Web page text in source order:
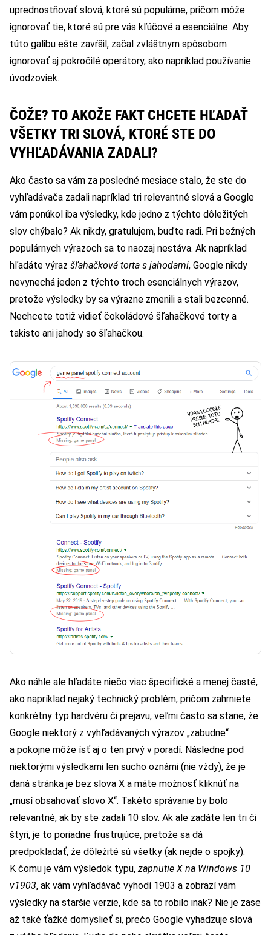
uprednostňovať slová, ktoré sú populárne, pričom môže
ignorovať tie, ktoré sú pre vás kľúčové a esenciálne. Aby
túto galibu ešte zavŕšil, začal zvláštnym spôsobom
ignorovať aj pokročilé operátory, ako napríklad používanie
úvodzoviek.
ČOŽE? TO AKOŽE FAKT CHCETE HĽADAŤ
VŠETKY TRI SLOVÁ, KTORÉ STE DO
VYHĽADÁVANIA ZADALI?
Ako často sa vám za posledné mesiace stalo, že ste do
vyhľadávača zadali napríklad tri relevantné slová a Google
vám ponúkol iba výsledky, kde jedno z týchto dôležitých
slov chýbalo? Ak nikdy, gratulujem, buďte radi. Pri bežných
populárnych výrazoch sa to naozaj nestáva. Ak napríklad
hľadáte výraz šľahačková torta s jahodami, Google nikdy
nevynechá jeden z týchto troch esenciálnych výrazov,
pretože výsledky by sa výrazne zmenili a stali bezcenné.
Nechcete totiž vidieť čokoládové šľahačkové torty a
takisto ani jahody so šľahačkou.
Ako náhle ale hľadáte niečo viac špecifické a menej časté,
ako napríklad nejaký technický problém, pričom zahrniete
konkrétny typ hardvéru či prejavu, veľmi často sa stane, že
Google niektorý z vyhľadávaných výrazov „zabudne“
a pokojne môže ísť aj o ten prvý v poradí. Následne pod
niektorými výsledkami len sucho oznámi (nie vždy), že je
daná stránka je bez slova X a máte možnosť kliknúť na
„musí obsahovať slovo X“. Takéto správanie by bolo
relevantné, ak by ste zadali 10 slov. Ak ale zadáte len tri či
štyri, je to poriadne frustrujúce, pretože sa dá
predpokladať, že dôležité sú všetky (ak nejde o spojky).
K čomu je vám výsledok typu, zapnutie X na Windows 10
v1903, ak vám vyhľadávač vyhodí 1903 a zobrazí vám
výsledky na staršie verzie, kde sa to robilo inak? Nie je zase
až také ťažké domyslieť si, prečo Google vyhadzuje slová